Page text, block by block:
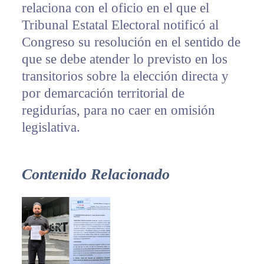
relaciona con el oficio en el que el
Tribunal Estatal Electoral notificó al
Congreso su resolución en el sentido de
que se debe atender lo previsto en los
transitorios sobre la elección directa y
por demarcación territorial de
regidurías, para no caer en omisión
legislativa.
Contenido Relacionado